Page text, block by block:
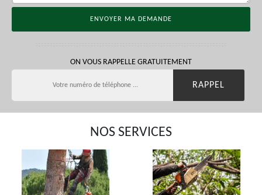
ON VOUS RAPPELLE GRATUITEMENT
NOS SERVICES